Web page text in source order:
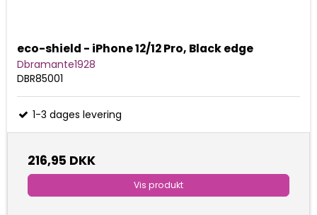
eco-shield - iPhone 12/12 Pro, Black edge
Dbramante1928
DBR85001
1-3 dages levering
216,95 DKK
Vis produkt